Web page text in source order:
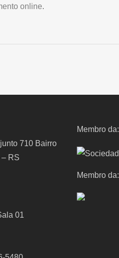
online.
710 Bairro
RS
01
Membro da:
Membro da: